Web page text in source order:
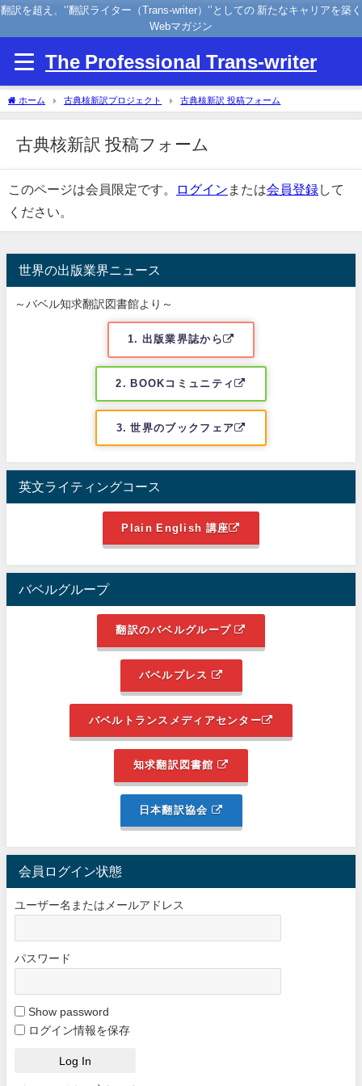
翻訳を超え、‘’翻訳ライター（Trans-writer）‘’としての 新たなキャリアを築く
Webマガジン
The Professional Trans-writer
ホーム 古典核新訳プロジェクト 古典核新訳 投稿フォーム
古典核新訳 投稿フォーム
このページは会員限定です。 ログイン または会員登録して
ください。
世界の出版業界ニュース
～バベル知求翻訳図書館より～
1. 出版業界誌から
2. BOOKコミュニティ
3. 世界のブックフェア
英文ライティングコース
Plain English 講座
バベルグループ
翻訳のバベルグループ
バベルプレス
バベルトランスメディアセンター
知求翻訳図書館
日本翻訳協会
会員ログイン状態
ユーザー名またはメールアドレス
パスワード
Show password
ログイン情報を保存